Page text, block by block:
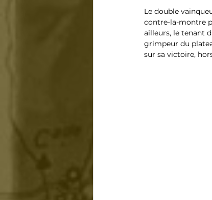
Le double
contre-la-montre
ailleurs, le tenant
grimpeur du
sur sa victoire,